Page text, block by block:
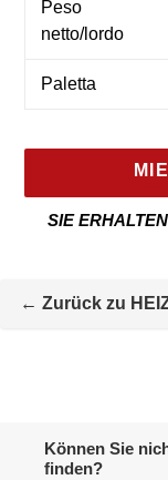
Peso
netto/lordo
Paletta
SIE
wird
← Zurück zu
Können Sie
finden?